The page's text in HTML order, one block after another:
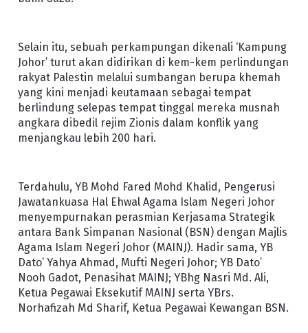
Selain itu, sebuah perkampungan dikenali ‘Kampung
Johor’ turut akan didirikan di kem-kem perlindungan
rakyat Palestin melalui sumbangan berupa khemah
yang kini menjadi keutamaan sebagai tempat
berlindung selepas tempat tinggal mereka musnah
angkara dibedil rejim Zionis dalam konflik yang
menjangkau lebih 200 hari.
Terdahulu, YB Mohd Fared Mohd Khalid, Pengerusi
Jawatankuasa Hal Ehwal Agama Islam Negeri Johor
menyempurnakan perasmian Kerjasama Strategik
antara Bank Simpanan Nasional (BSN) dengan Majlis
Agama Islam Negeri Johor (MAINJ). Hadir sama, YB
Dato’ Yahya Ahmad, Mufti Negeri Johor; YB Dato’
Nooh Gadot, Penasihat MAINJ; YBhg Nasri Md. Ali,
Ketua Pegawai Eksekutif MAINJ serta YBrs.
Norhafizah Md Sharif, Ketua Pegawai Kewangan BSN.